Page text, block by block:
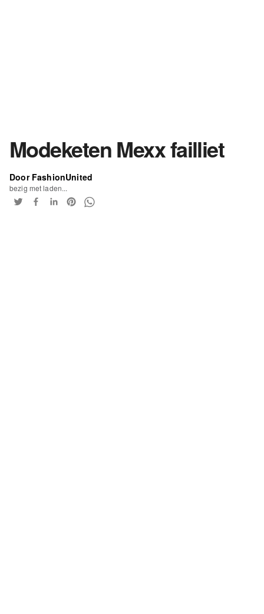
Modeketen Mexx failliet
Door FashionUnited
bezig met laden...